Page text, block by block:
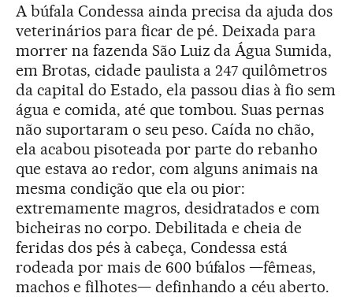
A búfala Condessa ainda precisa da ajuda dos
veterinários para ficar de pé. Deixada para
morrer na fazenda São Luiz da Água Sumida,
em Brotas, cidade paulista a 247 quilômetros
da capital do Estado, ela passou dias à fio sem
água e comida, até que tombou. Suas pernas
não suportaram o seu peso. Caída no chão,
ela acabou pisoteada por parte do rebanho
que estava ao redor, com alguns animais na
mesma condição que ela ou pior:
extremamente magros, desidratados e com
bicheiras no corpo. Debilitada e cheia de
feridas dos pés à cabeça, Condessa está
rodeada por mais de 600 búfalos —fêmeas,
machos e filhotes— definhando a céu aberto.